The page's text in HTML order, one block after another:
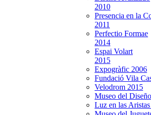
2010
Presencia en la
2011
Perfectio Formae
2014
Espai Volart
2015
Expogràfic 2006
Fundació Vila
Velodrom 2015
Museo del
Luz en las